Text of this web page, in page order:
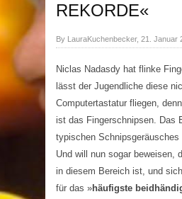
REKORDE«
By LauraKuchenbecker, 21. Januar
Niclas Nadasdy hat flinke
lässt der Jugendliche diese
Computertastatur fliegen,
ist das Fingerschnipsen. Das
typischen Schnipsgeräusches
Und will nun sogar beweisen,
in diesem Bereich ist, und
für das »häufigste